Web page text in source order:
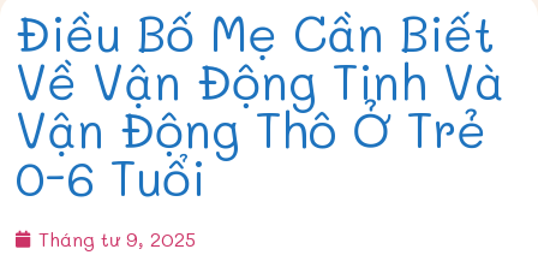
Điều Bố Mẹ Cần Biết
Về Vận Động Tinh Và
Vận Động Thô Ở Trẻ
0-6 Tuổi
Tháng tư 9, 2025